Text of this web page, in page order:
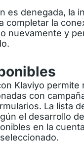
es denegada, la
completar la
nuevamente y
Klaviyo permite
con
La lista
el desarrollo
en la